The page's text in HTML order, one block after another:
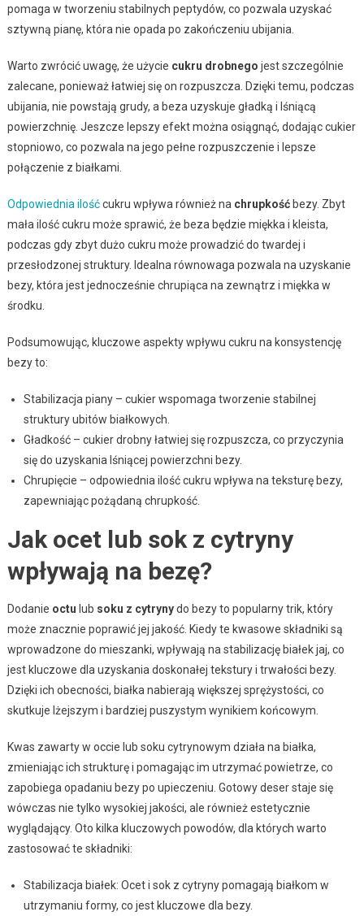
pomaga w tworzeniu stabilnych peptydów, co pozwala uzyskać
sztywną pianę, która nie opada po zakończeniu ubijania.
Warto zwrócić uwagę, że użycie cukru drobnego jest szczególnie
zalecane, ponieważ łatwiej się on rozpuszcza. Dzięki temu, podczas
ubijania, nie powstają grudy, a beza uzyskuje gładką i lśniącą
powierzchnię. Jeszcze lepszy efekt można osiągnąć, dodając cukier
stopniowo, co pozwala na jego pełne rozpuszczenie i lepsze
połączenie z białkami.
Odpowiednia ilośćcukru wpływa również na chrupkośćbezy. Zbyt
mała ilość cukru może sprawić, że beza będzie miękka i kleista,
podczas gdy zbyt dużo cukru może prowadzić do twardej i
przesłodzonej struktury. Idealna równowaga pozwala na uzyskanie
bezy, która jest jednocześnie chrupiąca na zewnątrz i miękka w
środku.
Podsumowując, kluczowe aspekty wpływu cukru na konsystencję
bezy to:
Stabilizacja piany – cukier wspomaga tworzenie stabilnej
struktury ubitów białkowych.
Gładkość – cukier drobny łatwiej się rozpuszcza, co przyczynia
się do uzyskania lśniącej powierzchni bezy.
Chrupięcie – odpowiednia ilość cukru wpływa na teksturę bezy,
zapewniając pożądaną chrupkość.
Jak ocet lub sok z cytryny
wpływają na bezę?
Dodanie octu lub soku z cytrynydo bezy to popularny trik, który
może znacznie poprawić jej jakość. Kiedy te kwasowe składniki są
wprowadzone do mieszanki, wpływają na stabilizację białek jaj, co
jest kluczowe dla uzyskania doskonałej tekstury i trwałości bezy.
Dzięki ich obecności, białka nabierają większej sprężystości, co
skutkuje lżejszym i bardziej puszystym wynikiem końcowym.
Kwas zawarty w occie lub soku cytrynowym działa na białka,
zmieniając ich strukturę i pomagając im utrzymać powietrze, co
zapobiega opadaniu bezy po upieczeniu. Gotowy deser staje się
wówczas nie tylko wysokiej jakości, ale również estetycznie
wyglądający. Oto kilka kluczowych powodów, dla których warto
zastosować te składniki:
Stabilizacja białek: Ocet i sok z cytryny pomagają białkom w
utrzymaniu formy, co jest kluczowe dla bezy.